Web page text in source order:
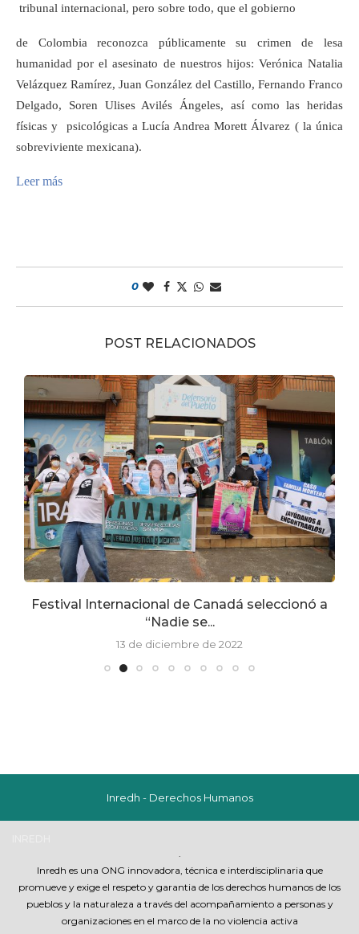
tribunal internacional, pero sobre todo, que el gobierno
de Colombia reconozca públicamente su crimen de lesa
humanidad por el asesinato de nuestros hijos: Verónica Natalia
Velázquez Ramírez, Juan González del Castillo, Fernando Franco
Delgado, Soren Ulises Avilés Ángeles, así como las heridas
físicas y psicológicas a Lucía Andrea Morett Álvarez ( la única
sobreviviente mexicana).
Leer más
0
POST RELACIONADOS
Festival Internacional de Canadá seleccionó a
“Nadie se...
13 de diciembre de 2022
Inredh - Derechos Humanos
Inredh es una ONG innovadora, técnica e interdisciplinaria que
promueve y exige el respeto y garantia de los derechos humanos de los
pueblos y la naturaleza a través del acompañamiento a personas y
organizaciones en el marco de la no violencia activa